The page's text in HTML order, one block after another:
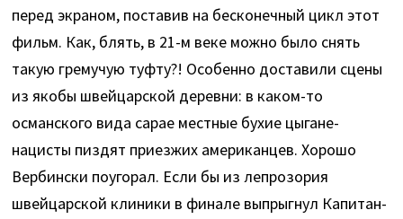
перед экраном, поставив на бесконечный цикл этот
фильм. Как, блять, в 21-м веке можно было снять
такую гремучую туфту?! Особенно доставили сцены
из якобы швейцарской деревни: в каком-то
османского вида сарае местные бухие цыгане-
нацисты пиздят приезжих американцев. Хорошо
Вербински поугорал. Если бы из лепрозория
швейцарской клиники в финале выпрыгнул Капитан-